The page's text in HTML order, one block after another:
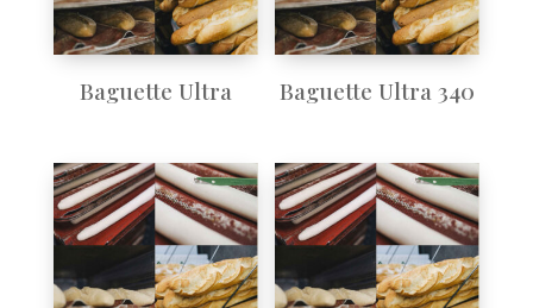
Baguette Ultra Baguette Ultra 340